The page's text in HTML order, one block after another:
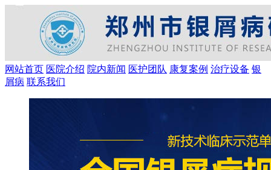
网站首页 医院介绍 院内新闻 医护团队 康复案例 治疗设备 银
屑病 联系我们